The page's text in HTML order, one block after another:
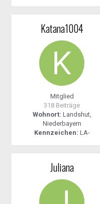
Katana1004
Mitglied
318 Beiträge
Wohnort: Landshut,
Niederbayern
Kennzeichen: LA-
Juliana